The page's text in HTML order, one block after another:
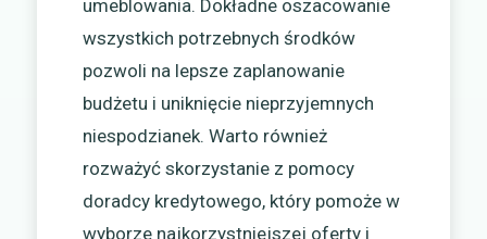
umeblowania. Dokładne oszacowanie
wszystkich potrzebnych środków
pozwoli na lepsze zaplanowanie
budżetu i uniknięcie nieprzyjemnych
niespodzianek. Warto również
rozważyć skorzystanie z pomocy
doradcy kredytowego, który pomoże w
wyborze najkorzystniejszej oferty i